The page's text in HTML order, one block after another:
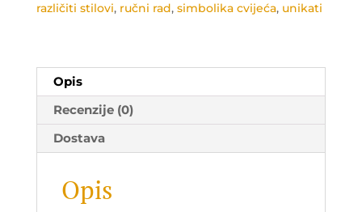
različiti stilovi, ručni rad, simbolika cvijeća, unikati
Opis
Recenzije (0)
Dostava
Opis